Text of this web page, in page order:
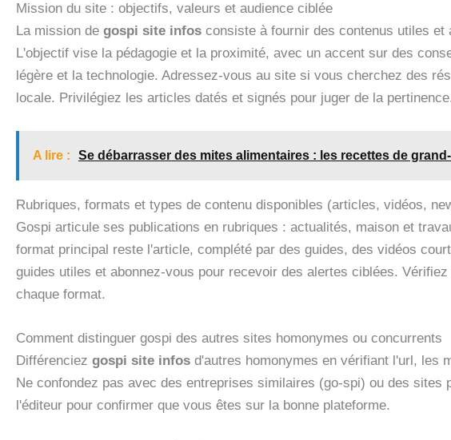
Mission du site : objectifs, valeurs et audience ciblée
La mission de gospi site infos consiste à fournir des contenus utiles et
L'objectif vise la pédagogie et la proximité, avec un accent sur des
légère et la technologie. Adressez-vous au site si vous cherchez des
locale. Privilégiez les articles datés et signés pour juger de la pertinence.
A lire : Se débarrasser des mites alimentaires : les recettes de
Rubriques, formats et types de contenu disponibles (articles, vidéos,
Gospi articule ses publications en rubriques : actualités, maison et
format principal reste l'article, complété par des guides, des vidéos
guides utiles et abonnez-vous pour recevoir des alertes ciblées.
chaque format.
Comment distinguer gospi des autres sites homonymes ou concurrents
Différenciez gospi site infos d'autres homonymes en vérifiant l'url, les
Ne confondez pas avec des entreprises similaires (go-spi) ou des sites
l'éditeur pour confirmer que vous êtes sur la bonne plateforme.